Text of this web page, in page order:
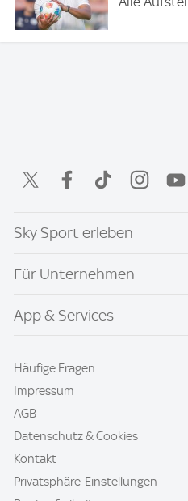
Sky Sport erleben
Für Unternehmen
App & Services
Häufige Fragen
Impressum
AGB
Datenschutz & Cookies
Kontakt
Privatsphäre-Einstellungen